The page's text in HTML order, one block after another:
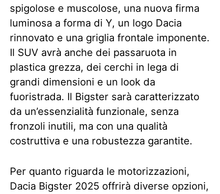
spigolose e muscolose, una nuova firma
luminosa a forma di Y, un logo Dacia
rinnovato e una griglia frontale imponente.
Il SUV avrà anche dei passaruota in
plastica grezza, dei cerchi in lega di
grandi dimensioni e un look da
fuoristrada. Il Bigster sarà caratterizzato
da un’essenzialità funzionale, senza
fronzoli inutili, ma con una qualità
costruttiva e una robustezza garantite.
Per quanto riguarda le motorizzazioni,
Dacia Bigster 2025 offrirà diverse opzioni,